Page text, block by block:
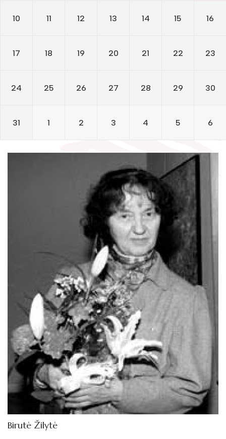
Klubai
Literatų klubas „Polėkis“
Foto galerija
Virtualios galerijos
Bibliotekos 70-metis
Virtuali biblioteka
10 11 12 13 14 15 16
17 18 19 20 21 22 23
24 25 26 27 28 29 30
31 1 2 3 4 5 6
Birutė Žilytė